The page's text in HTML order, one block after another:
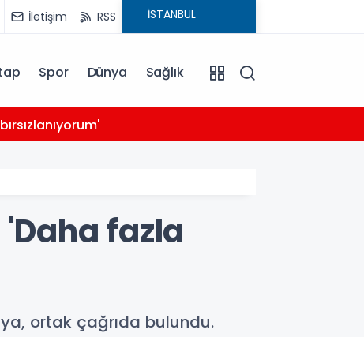
İletişim RSS
Spor Dünya Sağlık
fazla
ortak çağrıda bulundu.